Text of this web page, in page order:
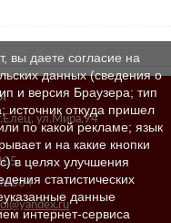
ул.Мира,94
вы даете согласие на
данных (сведения о
и версия Браузера; тип
источник откуда пришел
по какой рекламе; язык
и на какие кнопки
в целях улучшения
статистических
данные
интернет-сервиса